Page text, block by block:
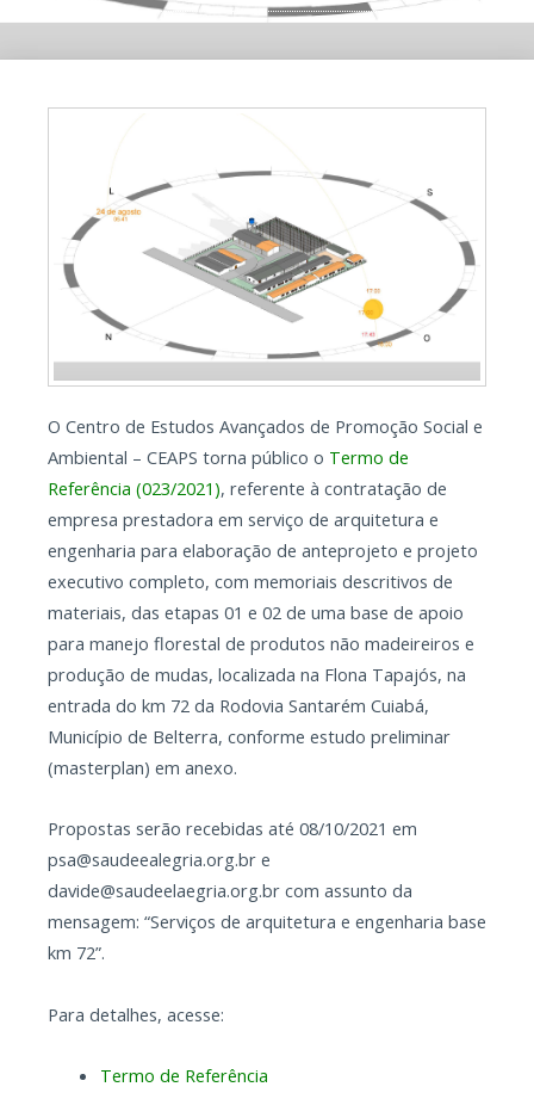
O Centro de Estudos Avançados de Promoção Social e
Ambiental – CEAPS torna público o Termo de
Referência (023/2021), referente à contratação de
empresa prestadora em serviço de arquitetura e
engenharia para elaboração de anteprojeto e projeto
executivo completo, com memoriais descritivos de
materiais, das etapas 01 e 02 de uma base de apoio
para manejo florestal de produtos não madeireiros e
produção de mudas, localizada na Flona Tapajós, na
entrada do km 72 da Rodovia Santarém Cuiabá,
Município de Belterra, conforme estudo preliminar
(masterplan) em anexo.
Propostas serão recebidas até 08/10/2021 em
psa@saudeealegria.org.br e
davide@saudeelaegria.org.br com assunto da
mensagem: “Serviços de arquitetura e engenharia base
km 72”.
Para detalhes, acesse:
Termo de Referência